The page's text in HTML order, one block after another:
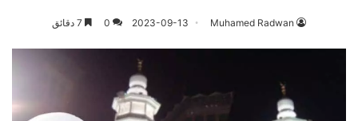
Muhamed Radwan
2023-09-13
0